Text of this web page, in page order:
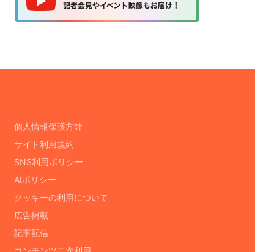
個人情報保護方針
サイト利用規約
SNS利用ポリシー
AIポリシー
クッキーの利用について
広告掲載
記事配信